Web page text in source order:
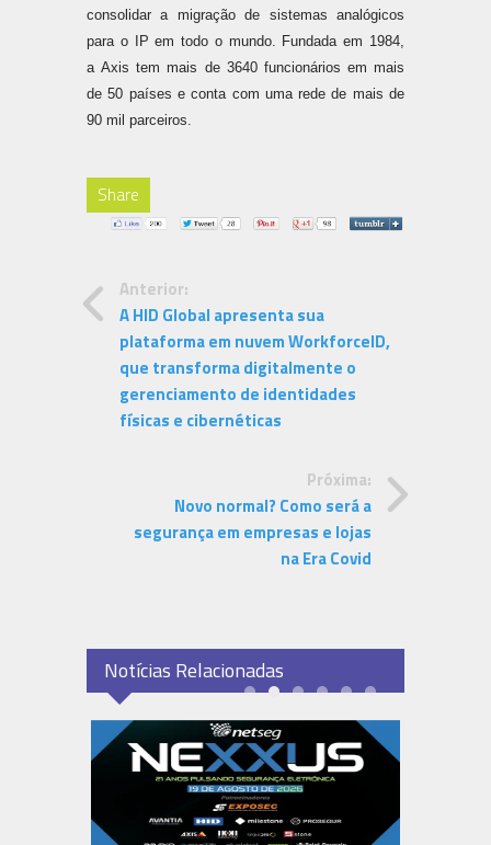
consolidar a migração de sistemas analógicos
para o IP em todo o mundo. Fundada em 1984,
a Axis tem mais de 3640 funcionários em mais
de 50 países e conta com uma rede de mais de
90 mil parceiros.
Share
Anterior:
A HID Global apresenta sua
plataforma em nuvem WorkforceID,
que transforma digitalmente o
gerenciamento de identidades
físicas e cibernéticas
Próxima:
Novo normal? Como será a
segurança em empresas e lojas
na Era Covid
Notícias Relacionadas